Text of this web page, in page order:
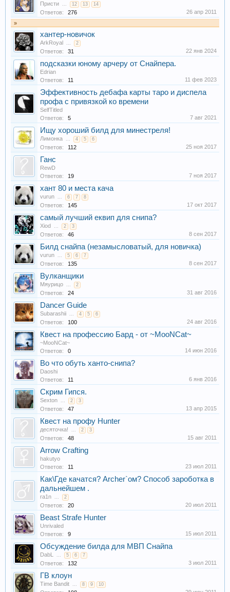
Присти ... 12 13 14
Ответов: 276
26 апр 2011
»
хантер-новичок
ArkRoyal ... 2
Ответов: 31 22 янв 2024
подсказки юному арчеру от Снайпера.
Edrian
Ответов:
11 11 фев 2023
Эффективность дебафа карты таро и диспела
профа c привязкой ко времени
SelfTitled
Ответов:
5 7 авг 2021
Ищу хороший билд для минестреля!
Лимонка ... 4 5 6
Ответов: 112 25 ноя 2017
Ганс
RewD
Ответов:
19 7 ноя 2017
хант 80 и места кача
vurun ... 6 7 8
Ответов: 145 17 окт 2017
самый лучший еквип для снипа?
Xiod ... 2 3
Ответов: 46 8 сен 2017
Билд снайпа (незамысловатый, для новичка)
vurun ... 5 6 7
Ответов: 135 8 сен 2017
Вулканщики
Мяурицо ... 2
Ответов: 24 31 авг 2016
Dancer Guide
Subarashii ... 4 5 6
Ответов: 100 24 авг 2016
Квест на профессию Бард - от ~MooNCat~
~MooNCat~
Ответов:
0 14 июн 2016
Во что обуть ханто-снипа?
Daoshi
Ответов:
11 6 янв 2016
Скрим Гипся.
Sexton ... 2 3
Ответов: 47 13 апр 2015
Квест на профу Hunter
десяточка! ... 2 3
Ответов: 48 15 авг 2011
Arrow Crafting
hakutyo
Ответов:
11 23 июл 2011
Как\Где качатся? Archer`ом? Способ зароботка в
дальнейшем .
ra1n ... 2
Ответов: 20 20 июл 2011
Beast Strafe Hunter
Unrivaled
Ответов:
9 15 июл 2011
Обсуждение билда для МВП Снайпа
DabL ... 5 6 7
Ответов: 132 3 июл 2011
ГВ клоун
Time Bandit ... 8 9 10